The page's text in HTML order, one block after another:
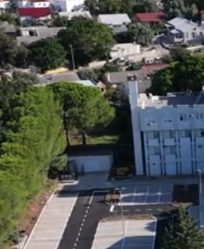
DETALJNIJE